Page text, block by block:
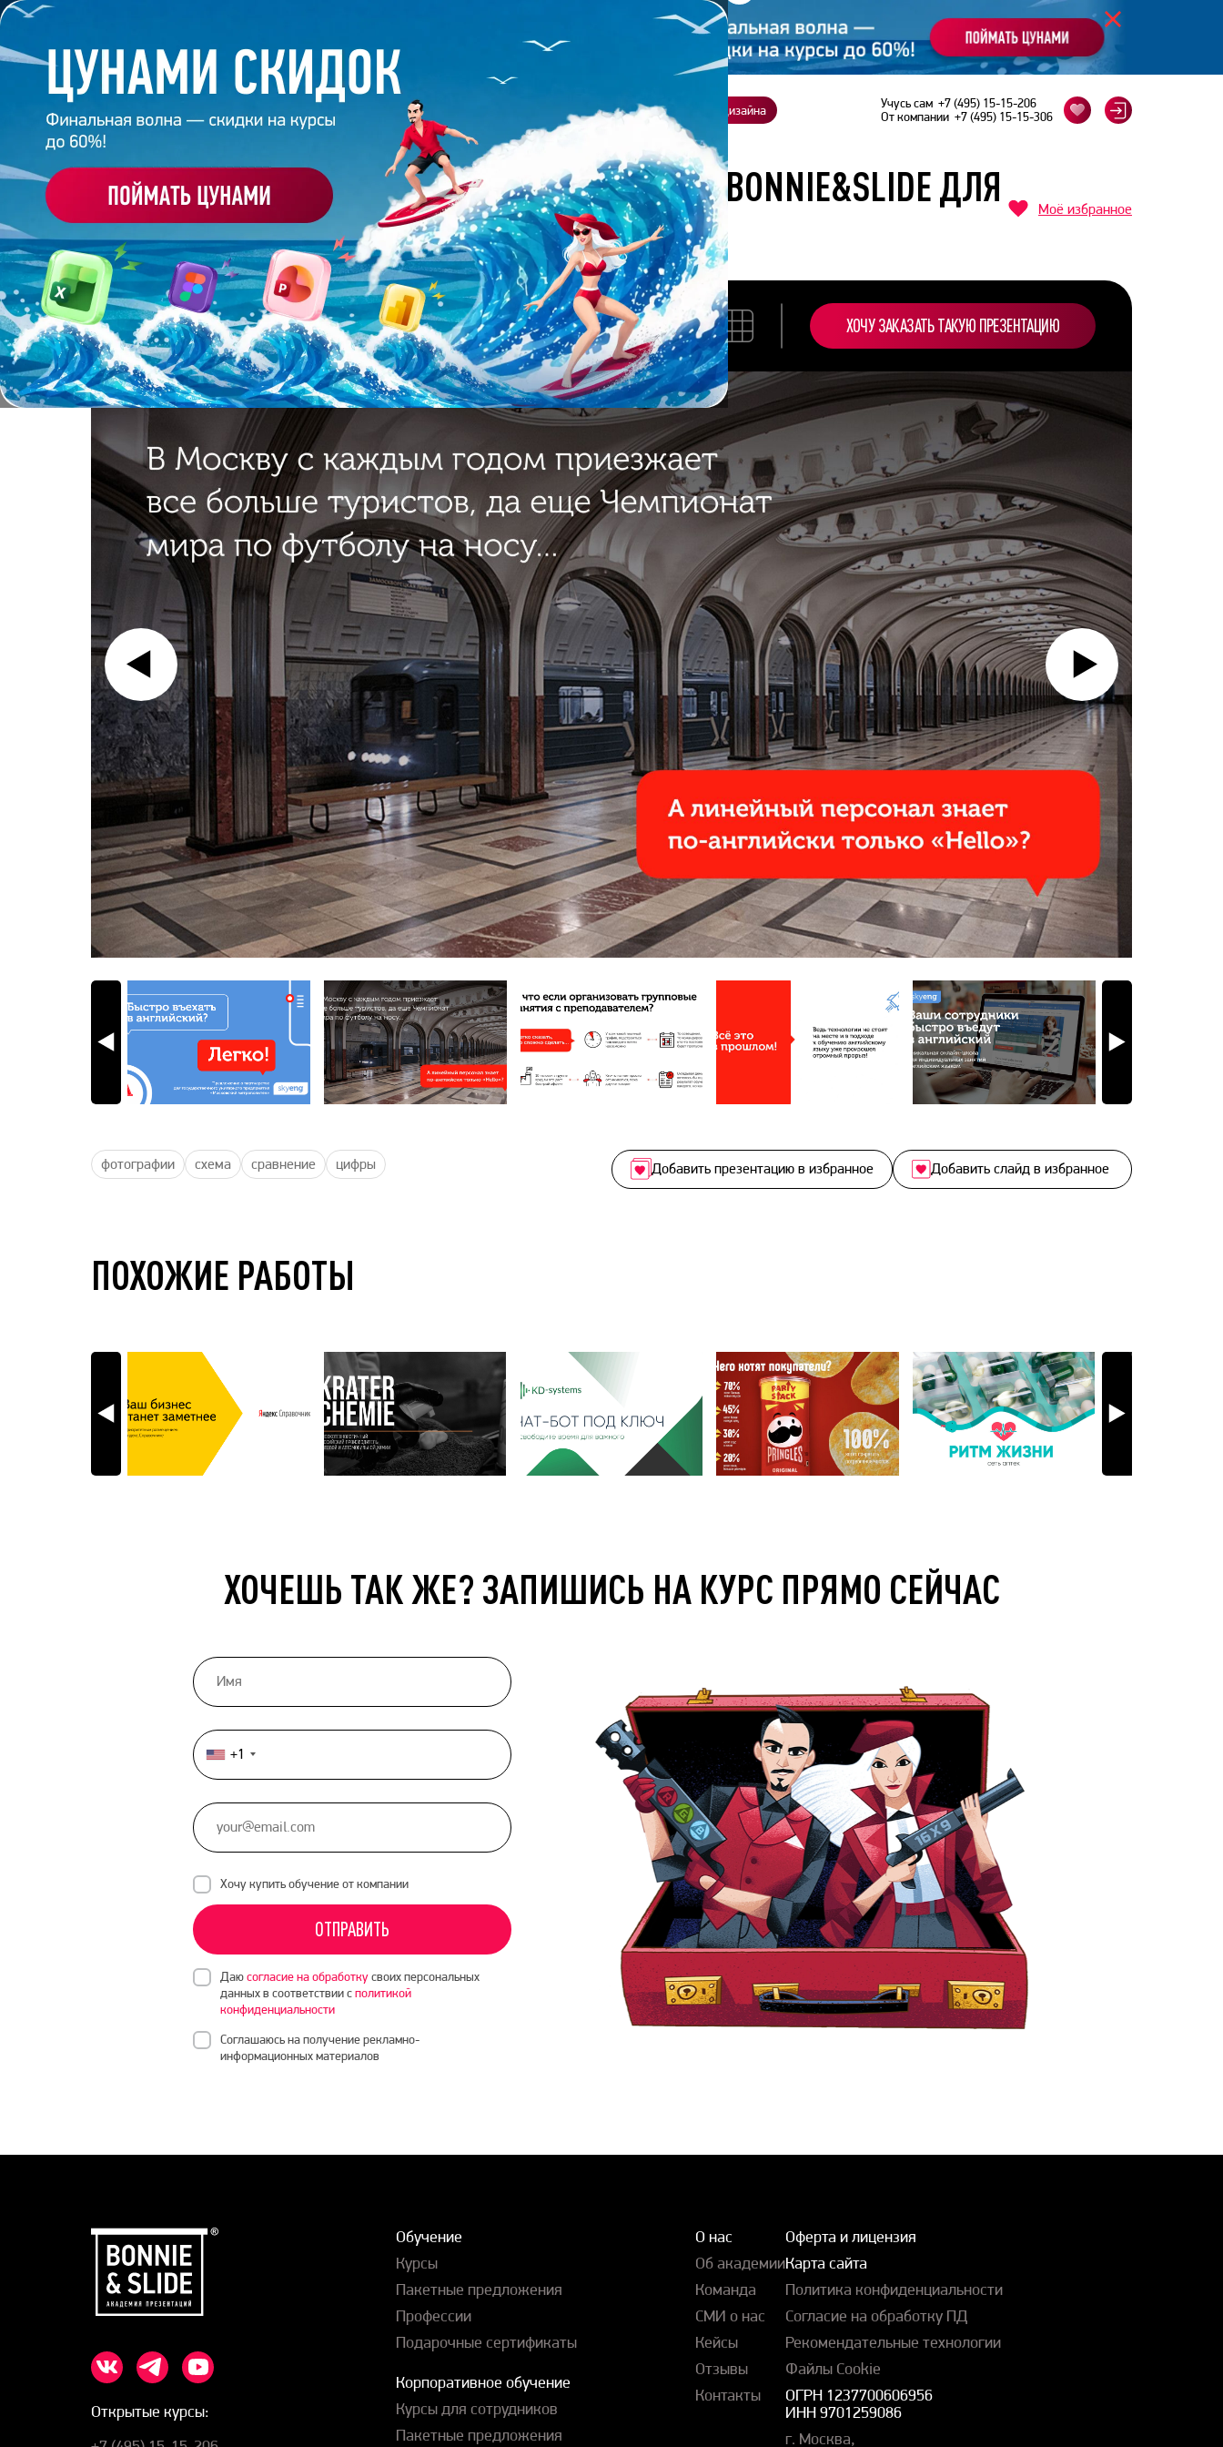
Корпоративное обучение Заказать презентацию Студия дизайна Учусь сам +7 (495) 15-15-206
От компании +7 (495) 15-15-306
Главная Презентация 146 – Разработана студией Bonnie&Slide для Skyeng
ПРЕЗЕНТАЦИЯ 146 - РАЗРАБОТАНА СТУДИЕЙ BONNIE&SLIDE ДЛЯ
SKYENG
Моё избранное
Работа
эксперта
ХОЧУ ЗАКАЗАТЬ ТАКУЮ ПРЕЗЕНТАЦИЮ
фотографии схема сравнение цифры Добавить презентацию в избранное Добавить слайд в избранное
ПОХОЖИЕ РАБОТЫ
ХОЧЕШЬ ТАК ЖЕ? ЗАПИШИСЬ НА КУРС ПРЯМО СЕЙЧАС
United
States
+1
Хочу купить обучение от компании
ОТПРАВИТЬ
Даюсогласие на обработкусвоих персональных
данных в соответствии сполитикой
конфиденциальности
Соглашаюсь на получение рекламно-
информационных материалов
Открытые курсы:
Обучение
Курсы
Пакетные предложения
Профессии
Подарочные сертификаты
Корпоративное обучение
Курсы для сотрудников
Пакетные предложения
О нас
Об академии
Команда
СМИ о нас
Кейсы
Отзывы
Контакты
Оферта и лицензия
Карта сайта
Политика конфиденциальности
Согласие на обработку ПД
Рекомендательные технологии
Файлы Cookie
ОГРН 1237700606956
ИНН 9701259086
г. Москва,